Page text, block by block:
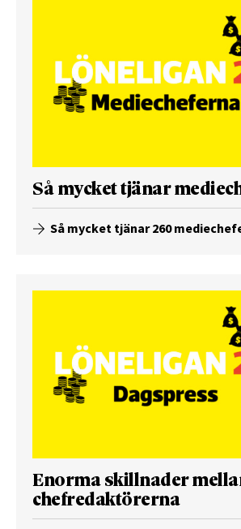
Så mycket tjänar
Så mycket tjänar 260
Enorma skillnader
chefredaktörerna